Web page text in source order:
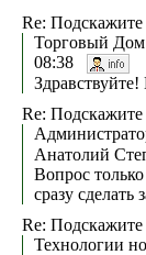
Re: Подскажите
Торговый Дом
08:38
Re: Подскажите
Анатолий
Вопрос
сразу
Re: Подскажите
Технологии